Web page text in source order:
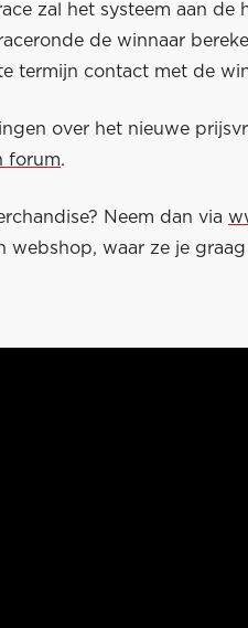
zal het systeem aan de
de winnaar
termijn contact met de
over het nieuwe
forum.
Neem dan via
webshop, waar ze je